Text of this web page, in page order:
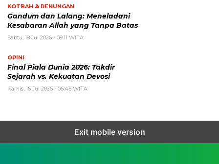
KOTBAH & RENUNGAN
Gandum dan Lalang: Meneladani
Kesabaran Allah yang Tanpa Batas
Sabtu, 18 Jul 2026 - 09:11 WITA
OPINI
Final Piala Dunia 2026: Takdir
Sejarah vs. Kekuatan Devosi
Kamis, 16 Jul 2026 - 06:45 WITA
Exit mobile version